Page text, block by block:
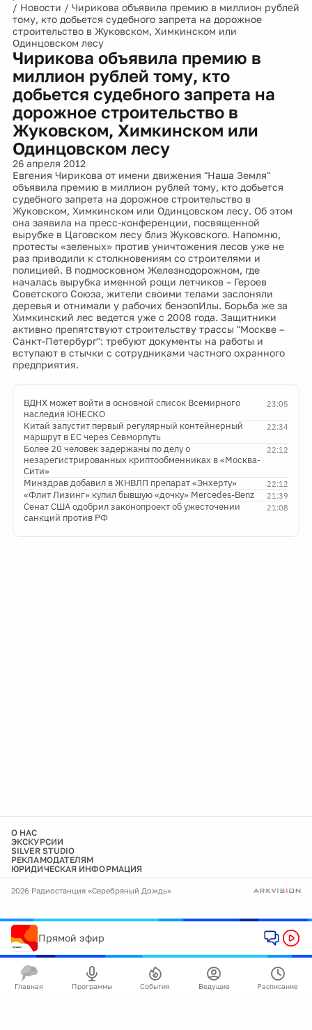
/ Новости / Чирикова объявила премию в миллион рублей
тому, кто добьется судебного запрета на дорожное
строительство в Жуковском, Химкинском или
Одинцовском лесу
Чирикова объявила премию в
миллион рублей тому, кто
добьется судебного запрета на
дорожное строительство в
Жуковском, Химкинском или
Одинцовском лесу
26 апреля 2012
Евгения Чирикова от имени движения "Наша Земля"
объявила премию в миллион рублей тому, кто добьется
судебного запрета на дорожное строительство в
Жуковском, Химкинском или Одинцовском лесу. Об этом
она заявила на пресс-конференции, посвященной
вырубке в Цаговском лесу близ Жуковского. Напомню,
протесты «зеленых» против уничтожения лесов уже не
раз приводили к столкновениям со строителями и
полицией. В подмосковном Железнодорожном, где
началась вырубка именной рощи летчиков – Героев
Советского Союза, жители своими телами заслоняли
деревья и отнимали у рабочих бензопИлы. Борьба же за
Химкинский лес ведется уже с 2008 года. Защитники
активно препятствуют строительству трассы "Москве –
Санкт-Петербург": требуют документы на работы и
вступают в стычки с сотрудниками частного охранного
предприятия.
23:05
ВДНХ может войти в основной список Всемирного
наследия ЮНЕСКО
22:34
Китай запустит первый регулярный контейнерный
маршрут в ЕС через Севморпуть
22:12
Более 20 человек задержаны по делу о
незарегистрированных криптообменниках в «Москва-
Сити»
22:12
Минздрав добавил в ЖНВЛП препарат «Энхерту»
21:39
«Флит Лизинг» купил бывшую «дочку» Mercedes-Benz
21:08
Сенат США одобрил законопроект об ужесточении
санкций против РФ
О НАС
ЭКСКУРСИИ
SILVER STUDIO
РЕКЛАМОДАТЕЛЯМ
ЮРИДИЧЕСКАЯ ИНФОРМАЦИЯ
2026 Радиостанция «Серебряный Дождь»
Прямой эфир
Главная Программы События Ведущие Расписание